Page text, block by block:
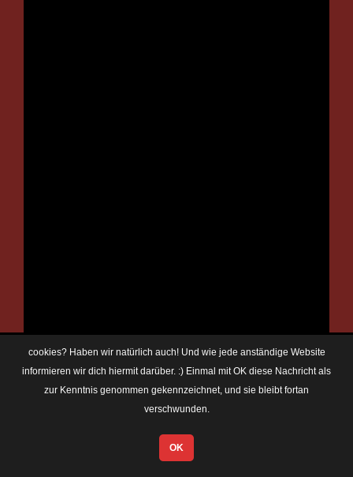
cookies? Haben wir natürlich auch! Und wie jede anständige Website
informieren wir dich hiermit darüber. :) Einmal mit OK diese Nachricht als
zur Kenntnis genommen gekennzeichnet, und sie bleibt fortan
verschwunden.
OK